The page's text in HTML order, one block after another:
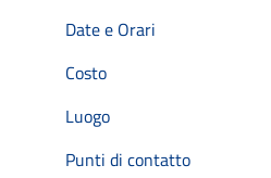
Date e Orari
Costo
Luogo
Punti di contatto